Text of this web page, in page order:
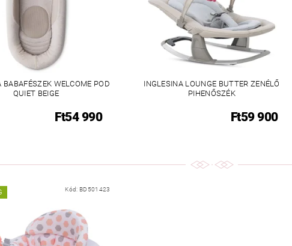
BABAFÉSZEK WELCOME POD
QUIET BEIGE
Ft54 990
INGLESINA LOUNGE BUTTER ZENÉLŐ
PIHENŐSZÉK
Ft59 900
Kód: BD501423